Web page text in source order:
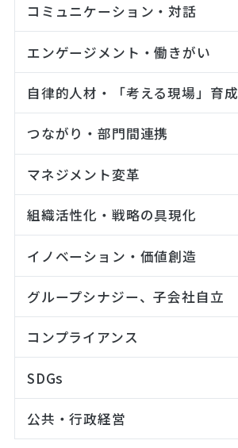
コミュニケーション・対話
エンゲージメント・働きがい
自律的人材・「考える現場」育成
つながり・部門間連携
マネジメント変革
組織活性化・戦略の具現化
イノベーション・価値創造
グループシナジー、子会社自立
コンプライアンス
SDGs
公共・行政経営